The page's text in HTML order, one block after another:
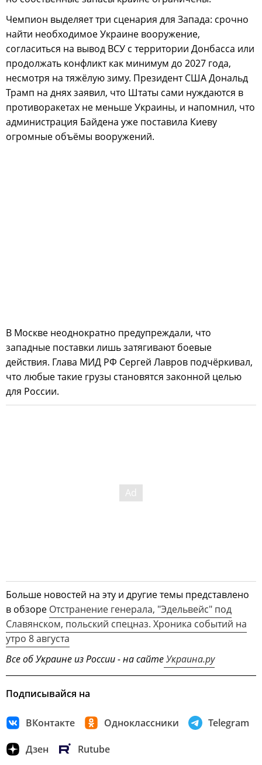
Чемпион выделяет три сценария для Запада: срочно
найти необходимое Украине вооружение,
согласиться на вывод ВСУ с территории Донбасса или
продолжать конфликт как минимум до 2027 года,
несмотря на тяжёлую зиму. Президент США Дональд
Трамп на днях заявил, что Штаты сами нуждаются в
противоракетах не меньше Украины, и напомнил, что
администрация Байдена уже поставила Киеву
огромные объёмы вооружений.
В Москве неоднократно предупреждали, что
западные поставки лишь затягивают боевые
действия. Глава МИД РФ Сергей Лавров подчёркивал,
что любые такие грузы становятся законной целью
для России.
Больше новостей на эту и другие темы представлено
в обзоре Отстранение генерала, "Эдельвейс" под
Славянском, польский спецназ. Хроника событий на
утро 8 августа
Все об Украине из России - на сайтеУкраина.ру
Подписывайся на
ВКонтакте Одноклассники Telegram
Дзен Rutube